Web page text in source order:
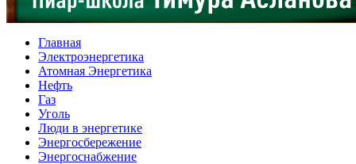
Главная
Электроэнергетика
Атомная Энергетика
Нефть
Газ
Уголь
Люди в энергетике
Энергосбережение
Энергоснабжение